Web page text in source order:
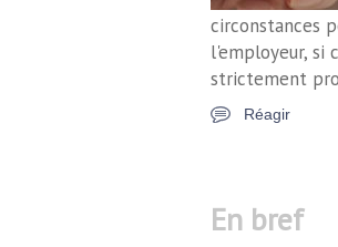
circonstances
l'employeur, si
strictement
Réagir
en bref